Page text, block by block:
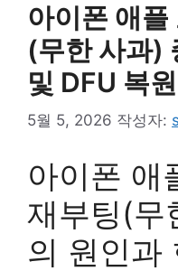
아이폰 애플
(무한 사과)
및 DFU 복원
5월 5, 2026 작성자:
아이폰 애
재부팅(무
의 원인과